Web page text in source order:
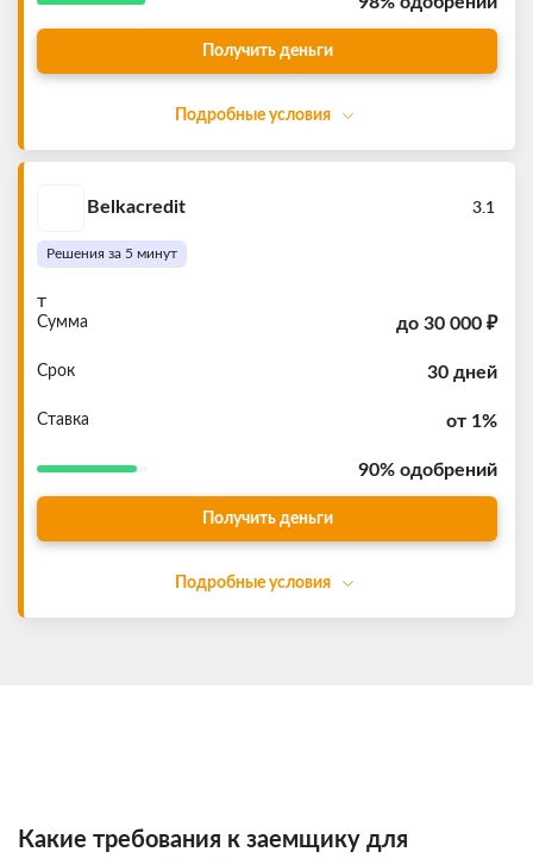
Получить деньги
Подробные условия
Решения за 5 минут
3.1
т
Belkacredit
Сумма до 30 000 ₽
Срок 30 дней
Ставка от 1%
90% одобрений
Получить деньги
Подробные условия
Какие требования к заемщику для